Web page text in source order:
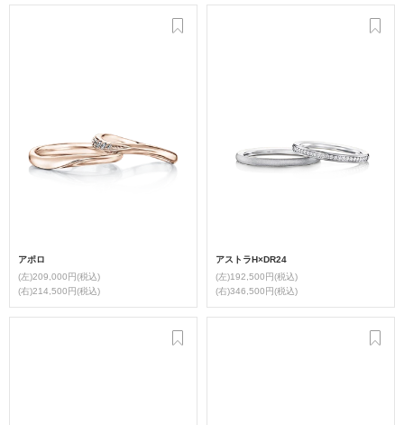
アポロ
(左)209,000円(税込)
(右)214,500円(税込)
アストラH×DR24
(左)192,500円(税込)
(右)346,500円(税込)